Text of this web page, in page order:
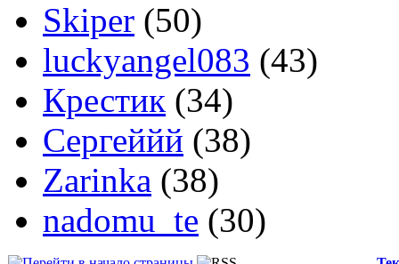
Skiper (50)
luckyangel083 (43)
Крестик (34)
Сергеййй (38)
Zarinka (38)
nadomu_te (30)